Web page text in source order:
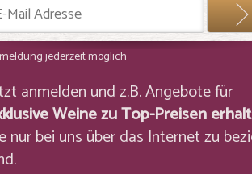
jederzeit möglich
anmelden und z.B. Angebote für
Weine zu Top-Preisen
nur bei uns über das Internet zu